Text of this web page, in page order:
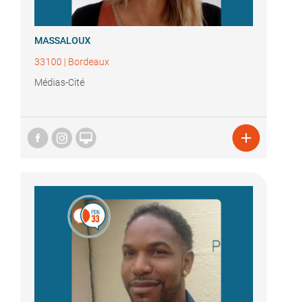
MASSALOUX
33100 | Bordeaux
Médias-Cité
 